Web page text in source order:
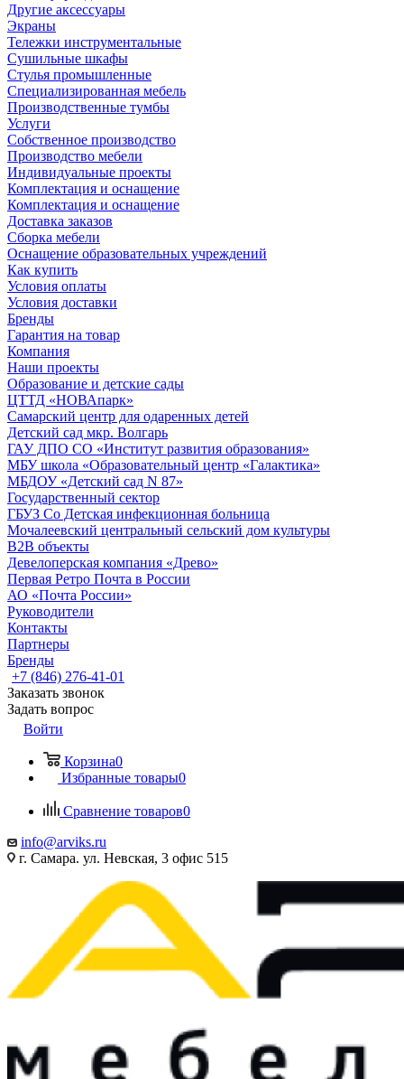
Другие аксессуары
Экраны
Тележки инструментальные
Сушильные шкафы
Стулья промышленные
Специализированная мебель
Производственные тумбы
Услуги
Собственное производство
Производство мебели
Индивидуальные проекты
Комплектация и оснащение
Комплектация и оснащение
Доставка заказов
Сборка мебели
Оснащение образовательных учреждений
Как купить
Условия оплаты
Условия доставки
Бренды
Гарантия на товар
Компания
Наши проекты
Образование и детские сады
ЦТТД «НОВАпарк»
Самарский центр для одаренных детей
Детский сад мкр. Волгарь
ГАУ ДПО СО «Институт развития образования»
МБУ школа «Образовательный центр «Галактика»
МБДОУ «Детский сад N 87»
Государственный сектор
ГБУЗ Со Детская инфекционная больница
Мочалеевский центральный сельский дом культуры
B2B объекты
Девелоперская компания «Древо»
Первая Ретро Почта в России
АО «Почта России»
Руководители
Контакты
Партнеры
Бренды
+7 (846) 276-41-01
Заказать звонок
Задать вопрос
Войти
Корзина0
Избранные товары0
Сравнение товаров0
info@arviks.ru
г. Самара. ул. Невская, 3 офис 515